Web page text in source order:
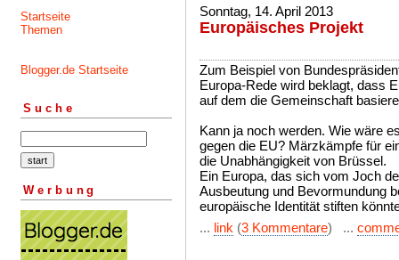
Startseite
Themen
Blogger.de Startseite
Suche
Werbung
Sonntag, 14. April 2013
Europäisches Projekt
Zum Beispiel von
Europa-Rede wird beklagt, dass
auf dem die Gemeinschaft
Kann ja noch werden. Wie wäre
gegen die EU? Märzkämpfe für
die Unabhängigkeit von Brüssel.
Ein Europa, das sich vom Joch
Ausbeutung und Bevormundung
europäische Identität stiften
... link (3 Kommentare) ...